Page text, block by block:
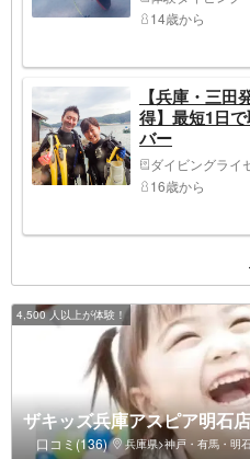
14歳から
【兵庫・三
得】最短1日
バー
ダイビングライ
16歳から
4,500 人以上が体験！
ザキッズ兵庫アスピア明石店
口コミ(136) 兵庫県>神戸・有馬・明